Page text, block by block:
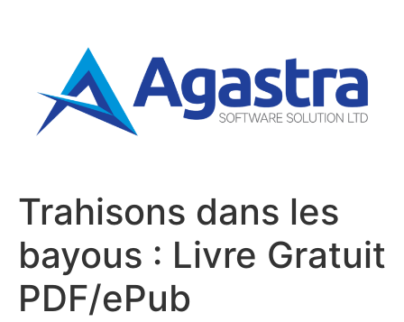
Trahisons dans les
bayous : Livre Gratuit
PDF/ePub